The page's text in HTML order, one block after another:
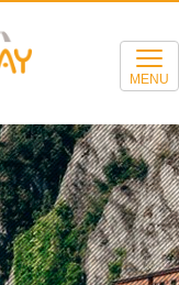
MENU